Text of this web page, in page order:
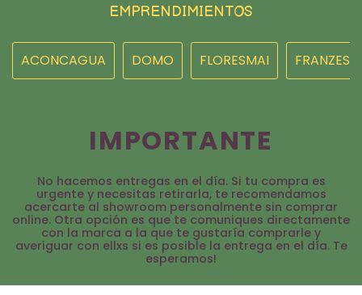
EMPRENDIMIENTOS
ACONCAGUA DOMO FLORESMAI FRANZESI
IMPORTANTE
No hacemos entregas en el día. Si tu compra es
urgente y necesitas retirarla, te recomendamos
acercarte al showroom personalmente sin comprar
online. Otra opción es que te comuniques directamente
con la marca a la que te gustaría comprarle y
averiguar con ellxs si es posible la entrega en el día. Te
esperamos!